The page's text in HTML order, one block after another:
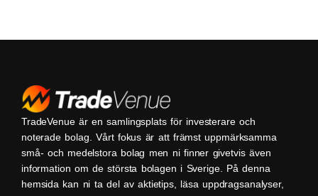
TradeVenue är en samlingsplats för investerare och
noterade bolag. Vårt fokus är att främst uppmärksamma
små- och medelstora bolag men ni finner givetvis även
information om de största bolagen i Sverige. På denna
hemsida kan ni ta del av aktietips, läsa uppdragsanalyser,